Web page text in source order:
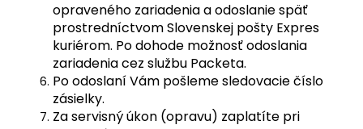
opraveného zariadenia a odoslanie späť
prostredníctvom Slovenskej pošty Expres
kuriérom. Po dohode možnosť odoslania
zariadenia cez službu Packeta.
Po odoslaní Vám pošleme sledovacie číslo
zásielky.
Za servisný úkon (opravu) zaplatíte pri